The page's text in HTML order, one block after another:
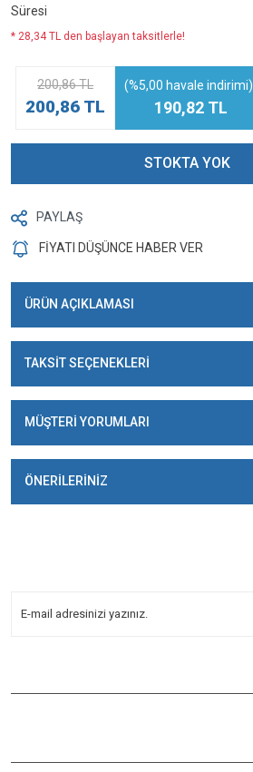
Süresi
* 28,34 TL den başlayan taksitlerle!
200,86 TL
200,86 TL
(%5,00 havale indirimi)
190,82 TL
STOKTA YOK
PAYLAŞ
FİYATI DÜŞÜNCE HABER VER
ÜRÜN AÇIKLAMASI
TAKSİT SEÇENEKLERİ
MÜŞTERİ YORUMLARI
ÖNERİLERİNİZ